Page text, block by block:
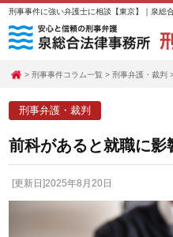
刑事事件に強い弁護士に相談【東京】｜泉総
刑事事件コラム一覧 刑事弁護・裁判
刑事弁護・裁判
前科があると就職に影
[更新日]2025年8月20日